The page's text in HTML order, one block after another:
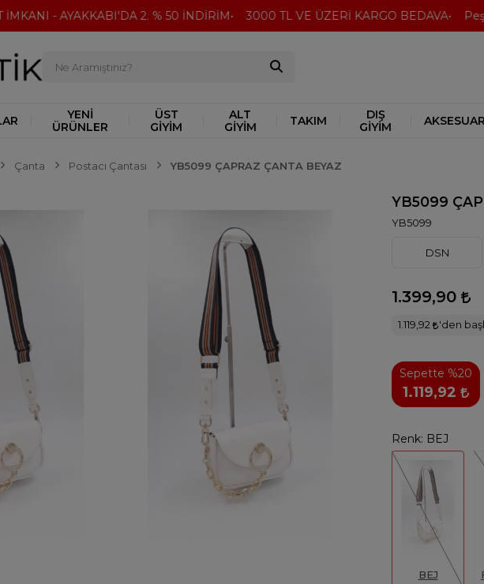
- AYAKKABI'DA 2. % 50 İNDİRİM 3000 TL VE ÜZERİ KARGO BEDAVA Peşin
YENİ
ÜRÜNLER
ÜST
GİYİM
ALT
GİYİM
TAKIM
DIŞ
GİYİM
AKSESUAR
Çanta Postacı Çantası YB5099 ÇAPRAZ ÇANTA BEYAZ
YB5099
YB5099
DSN
1.399,90
1.119,92 'den
Sepette %20
1.119,92
Renk: BEJ
BEJ